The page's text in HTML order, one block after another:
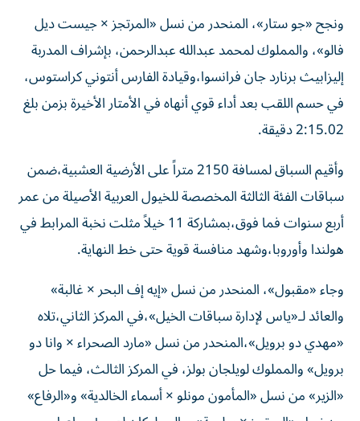
ونجح «جو ستار»، المنحدر من نسل «المرتجز × جيست ديل
فالو»، والمملوك لمحمد عبدالله عبدالرحمن، بإشراف المدربة
إليزابيث برنارد جان فرانسوا،وقيادة الفارس أنتوني كراستوس،
في حسم اللقب بعد أداء قوي أنهاه في الأمتار الأخيرة بزمن بلغ
2:15.02 دقيقة.
وأقيم السباق لمسافة 2150 متراً على الأرضية العشبية،ضمن
سباقات الفئة الثالثة المخصصة للخيول العربية الأصيلة من عمر
أربع سنوات فما فوق،بمشاركة 11 خيلاً مثلت نخبة المرابط في
هولندا وأوروبا،وشهد منافسة قوية حتى خط النهاية.
وجاء «مقبول»، المنحدر من نسل «إيه إف البحر × غالبة»
والعائد لـ«ياس لإدارة سباقات الخيل»،في المركز الثاني،تلاه
«مهدي دو برويل»،المنحدر من نسل «مارد الصحراء × وانا دو
برويل» والمملوك لويلجان بولز، في المركز الثالث، فيما حل
«الزير» من نسل «المأمون مونلو × أسماء الخالدية» و«الرفاع»